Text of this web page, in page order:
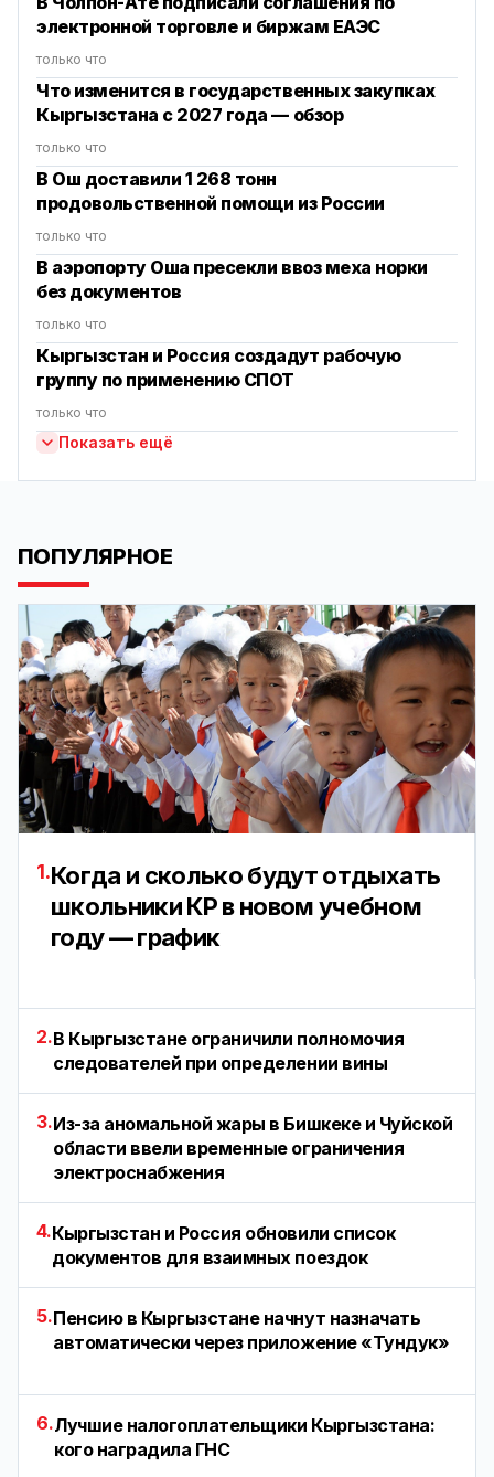
электронной торговле и биржам ЕАЭС
только что
Что изменится в государственных закупках
Кыргызстана с 2027 года — обзор
только что
В Ош доставили 1 268 тонн
продовольственной помощи из России
только что
В аэропорту Оша пресекли ввоз меха норки
без документов
только что
Кыргызстан и Россия создадут рабочую
группу по применению СПОТ
только что
Показать ещё
ПОПУЛЯРНОЕ
1.Когда и сколько будут отдыхать
школьники КР в новом учебном
году — график
2.В Кыргызстане ограничили полномочия
следователей при определении вины
3.Из-за аномальной жары в Бишкеке и Чуйской
области ввели временные ограничения
электроснабжения
4.Кыргызстан и Россия обновили список
документов для взаимных поездок
5.Пенсию в Кыргызстане начнут назначать
автоматически через приложение «Тундук»
6.Лучшие налогоплательщики Кыргызстана:
кого наградила ГНС